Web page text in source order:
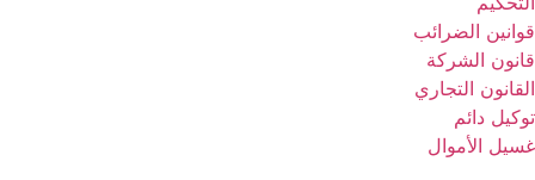
قوانين الضرائب
قانون الشركة
القانون التجاري
توكيل دائم
غسيل الأموال